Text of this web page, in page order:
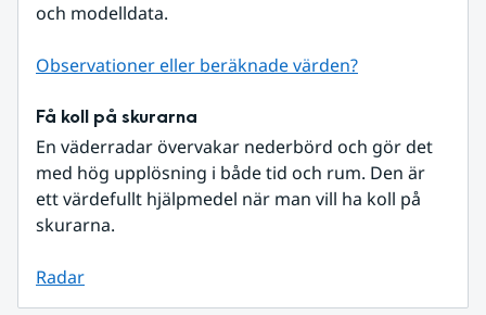
och modelldata.
Observationer eller beräknade värden?
Få koll på skurarna
En väderradar övervakar nederbörd och gör det
med hög upplösning i både tid och rum. Den är
ett värdefullt hjälpmedel när man vill ha koll på
skurarna.
Radar